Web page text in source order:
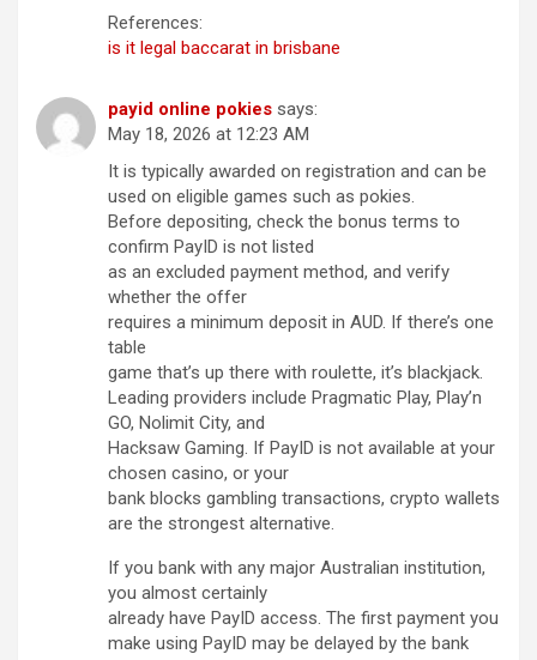
References:
is it legal baccarat in brisbane
payid online pokies says:
May 18, 2026 at 12:23 AM
It is typically awarded on registration and can be
used on eligible games such as pokies.
Before depositing, check the bonus terms to
confirm PayID is not listed
as an excluded payment method, and verify
whether the offer
requires a minimum deposit in AUD. If there’s one
table
game that’s up there with roulette, it’s blackjack.
Leading providers include Pragmatic Play, Play’n
GO, Nolimit City, and
Hacksaw Gaming. If PayID is not available at your
chosen casino, or your
bank blocks gambling transactions, crypto wallets
are the strongest alternative.
If you bank with any major Australian institution,
you almost certainly
already have PayID access. The first payment you
make using PayID may be delayed by the bank